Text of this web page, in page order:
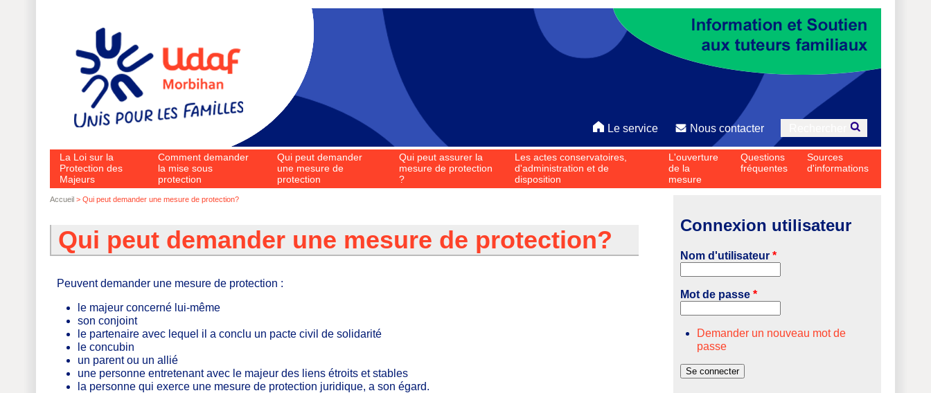
Le service Nous contacter
Formulaire de
recherche
La Loi sur la
Protection des
Majeurs
Comment demander
la mise sous
protection
Qui peut demander
une mesure de
protection
Qui peut assurer la
mesure de protection
?
Les actes conservatoires,
d'administration et de
disposition
L'ouverture
de la
mesure
Questions
fréquentes
Sources
d'informations
Accueil > Qui peut demander une mesure de protection?
Qui peut demander une mesure de protection?
Peuvent demander une mesure de protection :
le majeur concerné lui-même
son conjoint
le partenaire avec lequel il a conclu un pacte civil de solidarité
le concubin
un parent ou un allié
une personne entretenant avec le majeur des liens étroits et stables
la personne qui exerce une mesure de protection juridique, a son égard.
Connexion utilisateur
Nom d'utilisateur *
Mot de passe *
Demander un nouveau mot de
passe